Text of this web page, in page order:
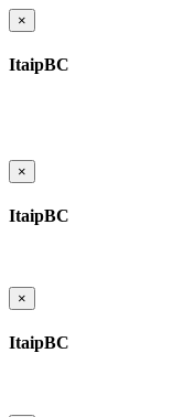
×
ItaipBC
×
ItaipBC
×
ItaipBC